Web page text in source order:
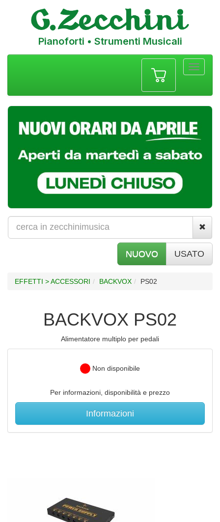
Pianoforti • Strumenti Musicali
NUOVO USATO
EFFETTI > ACCESSORI BACKVOX PS02
BACKVOX PS02
Alimentatore multiplo per pedali
Non disponibile
Per informazioni, disponibilità e prezzo
Informazioni